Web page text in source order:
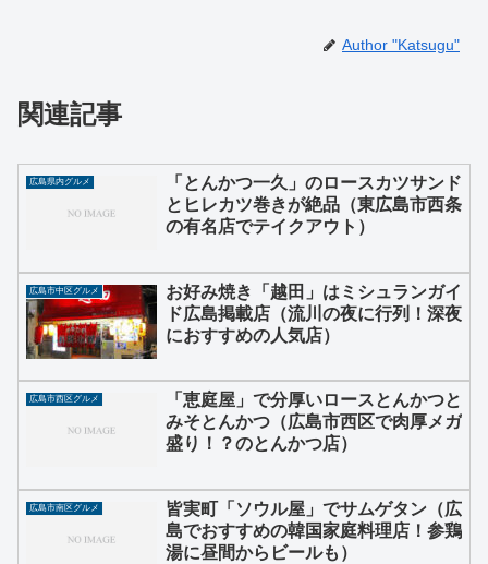
Author "Katsugu"
関連記事
広島県内グルメ
「とんかつ一久」のロースカツサンド
とヒレカツ巻きが絶品（東広島市西条
の有名店でテイクアウト）
広島市中区グルメ
お好み焼き「越田」はミシュランガイ
ド広島掲載店（流川の夜に行列！深夜
におすすめの人気店）
広島市西区グルメ
「恵庭屋」で分厚いロースとんかつと
みそとんかつ（広島市西区で肉厚メガ
盛り！？のとんかつ店）
広島市南区グルメ
皆実町「ソウル屋」でサムゲタン（広
島でおすすめの韓国家庭料理店！参鶏
湯に昼間からビールも）